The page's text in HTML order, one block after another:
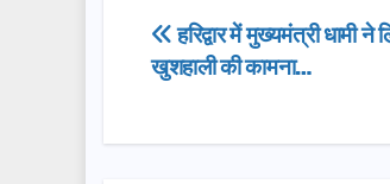
e
b
o
o
d
n
e
Post
navigation
हरिद्वार में मुख्यमंत्री धामी ने
खुशहाली की कामना…